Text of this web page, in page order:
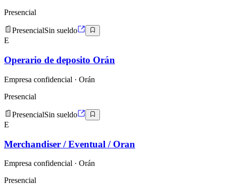
Presencial
PresencialSin sueldo
E
Operario de deposito Orán
Empresa confidencial · Orán
Presencial
PresencialSin sueldo
E
Merchandiser / Eventual / Oran
Empresa confidencial · Orán
Presencial